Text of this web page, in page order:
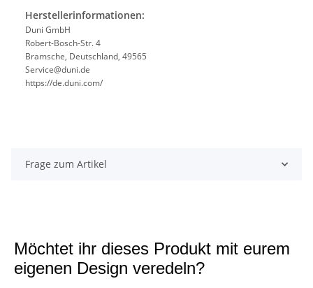
Herstellerinformationen:
Duni GmbH
Robert-Bosch-Str. 4
Bramsche, Deutschland, 49565
Service@duni.de
https://de.duni.com/
Frage zum Artikel
Möchtet ihr dieses Produkt mit eurem
eigenen Design veredeln?